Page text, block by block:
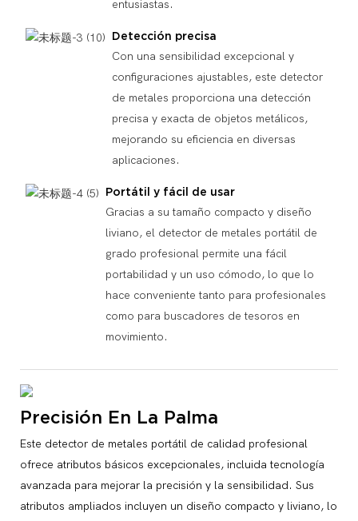
entusiastas.
Detección precisa
Con una sensibilidad excepcional y
configuraciones ajustables, este detector
de metales proporciona una detección
precisa y exacta de objetos metálicos,
mejorando su eficiencia en diversas
aplicaciones.
Portátil y fácil de usar
Gracias a su tamaño compacto y diseño
liviano, el detector de metales portátil de
grado profesional permite una fácil
portabilidad y un uso cómodo, lo que lo
hace conveniente tanto para profesionales
como para buscadores de tesoros en
movimiento.
Precisión En La Palma
Este detector de metales portátil de calidad profesional
ofrece atributos básicos excepcionales, incluida tecnología
avanzada para mejorar la precisión y la sensibilidad. Sus
atributos ampliados incluyen un diseño compacto y liviano, lo